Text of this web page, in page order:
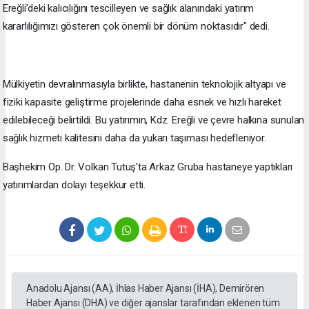
Ereğli’deki kalıcılığını tescilleyen ve sağlık alanındaki yatırım
kararlılığımızı gösteren çok önemli bir dönüm noktasıdır" dedi.
​Mülkiyetin devralınmasıyla birlikte, hastanenin teknolojik altyapı ve
fiziki kapasite geliştirme projelerinde daha esnek ve hızlı hareket
edilebileceği belirtildi. Bu yatırımın, Kdz. Ereğli ve çevre halkına sunulan
sağlık hizmeti kalitesini daha da yukarı taşıması hedefleniyor.
Başhekim Op. Dr. Volkan Tutuş'ta Arkaz Gruba hastaneye yaptıkları
yatırımlardan dolayı teşekkur etti.
Anadolu Ajansı (AA), İhlas Haber Ajansı (İHA), Demirören
Haber Ajansı (DHA) ve diğer ajanslar tarafından eklenen tüm